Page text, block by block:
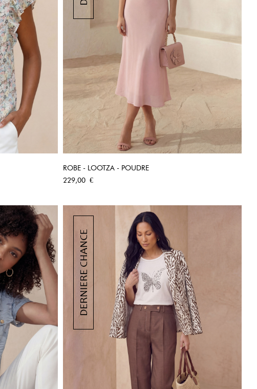
ROBE - LOOTZA - POUDRE
Prix
229,00 €